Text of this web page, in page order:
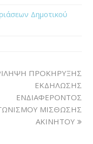
Δημοτικού
ΠΡΟΚΗΡΥΞΗΣ
ΕΚΔΗΛΩΣΗΣ
ΕΝΔΙΑΦΕΡΟΝΤΟΣ
ΜΙΣΘΩΣΗΣ
ΑΚΙΝΗΤΟΥ